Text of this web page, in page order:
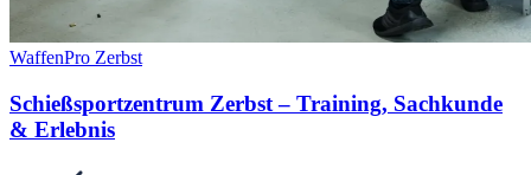
WaffenPro Zerbst
Schießsportzentrum Zerbst – Training, Sachkunde
& Erlebnis